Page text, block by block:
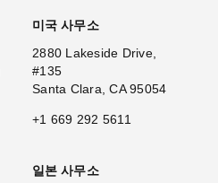
미국 사무소
2880 Lakeside Drive,
#135
Santa Clara, CA 95054
+1 669 292 5611
일본 사무소